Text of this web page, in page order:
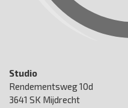
Studio
Rendementsweg 10d
3641 SK Mijdrecht